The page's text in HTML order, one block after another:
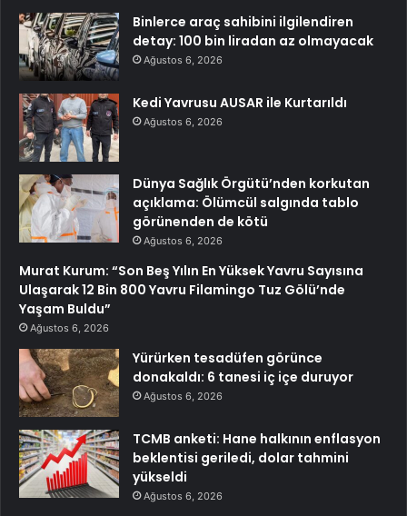
Binlerce araç sahibini ilgilendiren
detay: 100 bin liradan az olmayacak
Ağustos 6, 2026
Kedi Yavrusu AUSAR ile Kurtarıldı
Ağustos 6, 2026
Dünya Sağlık Örgütü’nden korkutan
açıklama: Ölümcül salgında tablo
görünenden de kötü
Ağustos 6, 2026
Murat Kurum: “Son Beş Yılın En Yüksek Yavru Sayısına
Ulaşarak 12 Bin 800 Yavru Filamingo Tuz Gölü’nde
Yaşam Buldu”
Ağustos 6, 2026
Yürürken tesadüfen görünce
donakaldı: 6 tanesi iç içe duruyor
Ağustos 6, 2026
TCMB anketi: Hane halkının enflasyon
beklentisi geriledi, dolar tahmini
yükseldi
Ağustos 6, 2026